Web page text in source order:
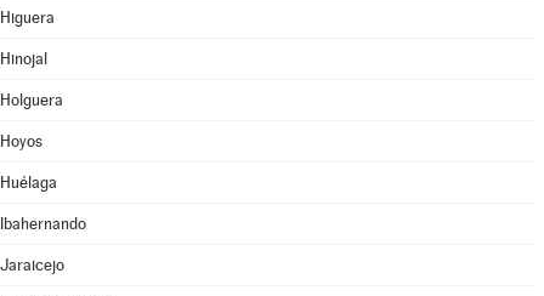
Higuera
Hinojal
Holguera
Hoyos
Huélaga
Ibahernando
Jaraicejo